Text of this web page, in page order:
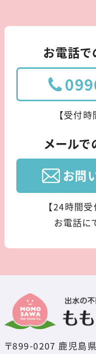
お電話
【受付
メール
お問
【24時間
お電話に
〒899-0207 鹿児島